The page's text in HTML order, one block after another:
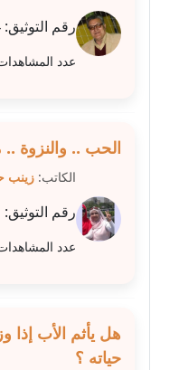
مدونة
عاملة
مدونة صفاء
عاملة
مدونة صفية
مدونة طارق
عاملة
رقم التوثيق:
عدد
الحب .. والنزوة ..
الكاتب: زينب
رقم التوثيق:
عدد
هل يأثم الأب إذا
حياته ؟